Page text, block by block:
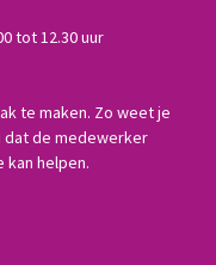
tot 12.30 uur
te maken. Zo weet je
dat de medewerker
kan helpen.